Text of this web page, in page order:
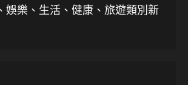
娛樂、生活、健康、旅遊類別新